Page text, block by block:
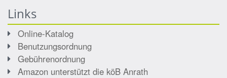
Links
Online-Katalog
Benutzungsordnung
Gebührenordnung
Amazon unterstützt die köB Anrath